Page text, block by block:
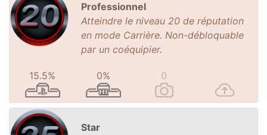
Professionnel
Atteindre le niveau 20 de réputation
en mode Carrière. Non-débloquable
par un coéquipier.
15.5% 0% 0
Star